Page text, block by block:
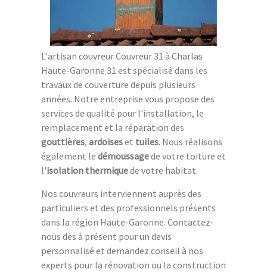
L'artisan couvreur Couvreur 31 à Charlas
Haute-Garonne 31 est spécialisé dans les
travaux de couverture depuis plusieurs
années. Notre entreprise vous propose des
services de qualité pour l'installation, le
remplacement et la réparation des
gouttières, ardoiseset tuiles. Nous réalisons
également le démoussagede votre toiture et
l'isolation thermiquede votre habitat.
Nos couvreurs interviennent auprès des
particuliers et des professionnels présents
dans la région Haute-Garonne. Contactez-
nous dès à présent pour un devis
personnalisé et demandez conseil à nos
experts pour la rénovation ou la construction